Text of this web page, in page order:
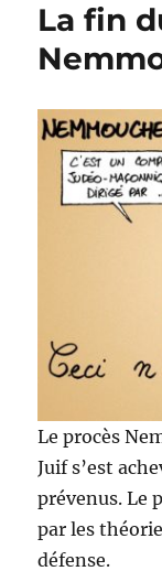
La fin
Le procès
Juif s’est
prévenus. Le
par les
défense.